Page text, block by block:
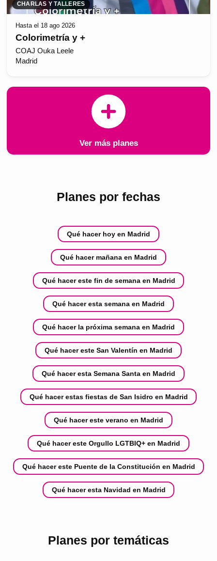
CHARLAS Y TALLERES
Hasta el 18 ago 2026
Colorimetría y +
COAJ Ouka Leele
Madrid
Ver más planes
Planes por fechas
Qué hacer hoy en Madrid
Qué hacer mañana en Madrid
Qué hacer este fin de semana en Madrid
Qué hacer esta semana en Madrid
Qué hacer la próxima semana en Madrid
Qué hacer este San Valentín en Madrid
Qué hacer esta Semana Santa en Madrid
Qué hacer estas fiestas de San Isidro en Madrid
Qué hacer este verano en Madrid
Qué hacer este Orgullo LGTBIQ+ en Madrid
Qué hacer este Puente de la Constitución en Madrid
Qué hacer esta Navidad en Madrid
Planes por temáticas